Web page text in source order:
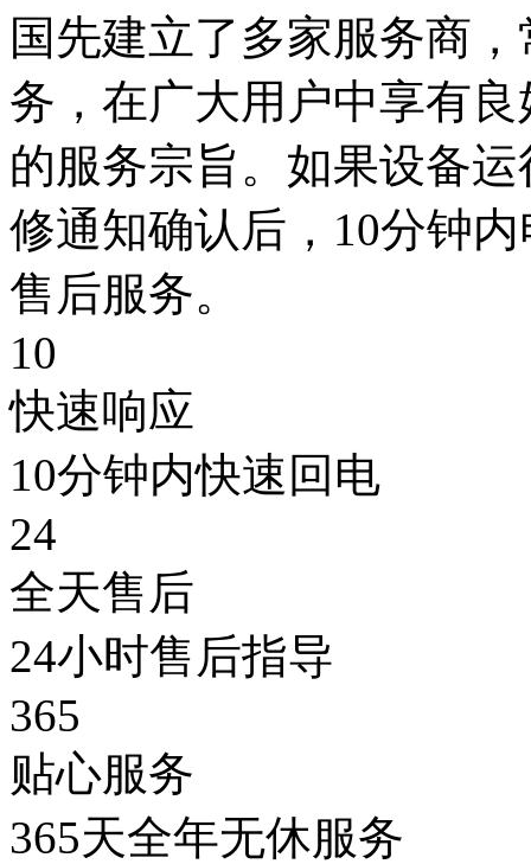
国先建立了多家服务商
务，在广大用户中享有
的服务宗旨。如果设备
修通知确认后，10分钟
售后服务。
10
快速响应
10分钟内快速回电
24
全天售后
24小时售后指导
365
贴心服务
365天全年无休服务